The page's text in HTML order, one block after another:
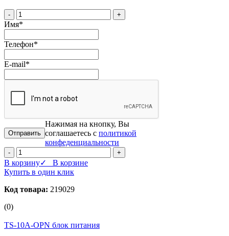
- +
Имя*
Телефон*
E-mail*
Нажимая на кнопку, Вы
соглашаетесь с политикой
конфеденциальности
- +
В корзину✓ В корзине
Купить в один клик
Код товара: 219029
(0)
TS-10A-OPN блок питания